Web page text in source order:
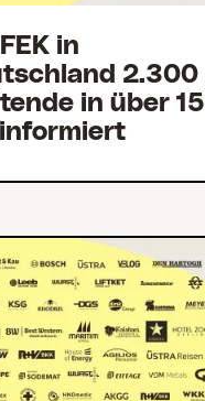
in
2.300
in über 15